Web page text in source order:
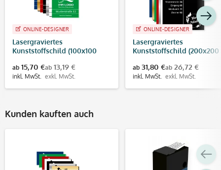
ONLINE-DESIGNER
Lasergraviertes
Kunststoffschild (100x100
ab 15,70 €
inkl. MwSt.
ab 13,19 €
exkl. MwSt.
ONLINE-DESIGNER
Lasergraviertes
Kunststoffschild (200x200
ab 31,80 €
inkl. MwSt.
ab 26,72 €
exkl. MwSt.
Kunden kauften auch